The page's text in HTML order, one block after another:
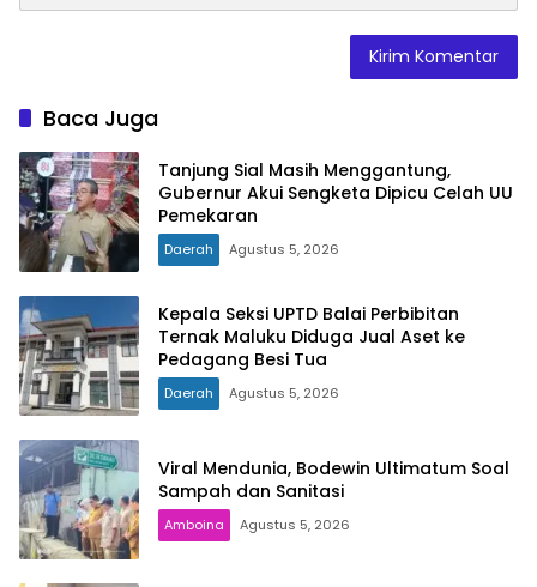
Baca Juga
Tanjung Sial Masih Menggantung,
Gubernur Akui Sengketa Dipicu Celah UU
Pemekaran
Daerah Agustus 5, 2026
Kepala Seksi UPTD Balai Perbibitan
Ternak Maluku Diduga Jual Aset ke
Pedagang Besi Tua
Daerah Agustus 5, 2026
Viral Mendunia, Bodewin Ultimatum Soal
Sampah dan Sanitasi
Amboina Agustus 5, 2026